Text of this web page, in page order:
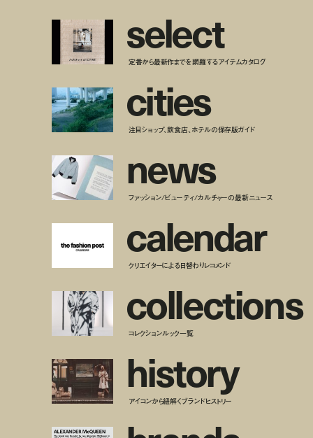
select
定番から最新作までを網羅するアイテムカタログ
cities
注目ショップ、飲食店、ホテルの保存版ガイド
news
ファッション/ビューティ/カルチャーの最新ニュース
calendar
クリエイターによる日替わりレコメンド
collections
コレクションルック一覧
history
アイコンから紐解くブランドヒストリー